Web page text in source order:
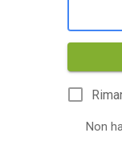
Non